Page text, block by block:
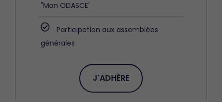
"Mon ODASCE"
Participation aux assemblées
générales
J'ADHÈRE